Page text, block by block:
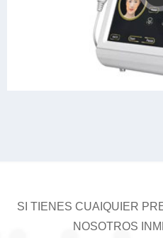
SI TIENES CUAIQUIER
NOSOTROS